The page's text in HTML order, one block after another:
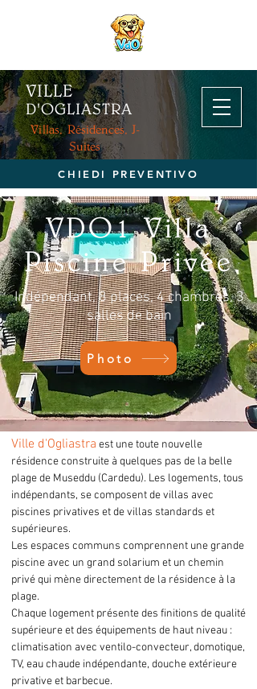
VILLE
D'OGLIASTRA
Villas, Résidences, J-
Suites
CHIEDI PREVENTIVO
VDO1 Villa
Piscine Privée
Indépendant, 8 places, 4 chambres, 3
salles de bain
Photo
Ville d'Ogliastra est une toute nouvelle
résidence construite à quelques pas de la belle
plage de Museddu (Cardedu). Les logements, tous
indépendants, se composent de villas avec
piscines privatives et de villas standards et
supérieures.
Les espaces communs comprennent une grande
piscine avec un grand solarium et un chemin
privé qui mène directement de la résidence à la
plage.
Chaque logement présente des finitions de qualité
supérieure et des équipements de haut niveau :
climatisation avec ventilo-convecteur, domotique,
TV, eau chaude indépendante, douche extérieure
privative et barbecue.